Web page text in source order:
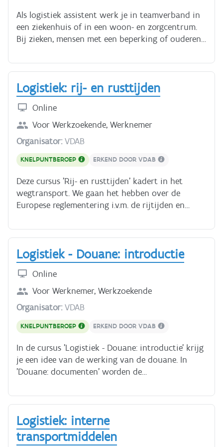
Als logistiek assistent werk je in teamverband in
een ziekenhuis of in een woon- en zorgcentrum.
Bij zieken, mensen met een beperking of ouderen
takenpakket is heel gevarieerd: de afwas doen,
post sorteren, patiëntenvervoer, maaltijdbedeling,
voorraad opvolgen, onderhoud, gegevens
registreren... Het is voor jou allemaal een kleine
moeite om het leven van de ander heel wat
aangenamer te maken. De beroepsopleiding
theoretische lessen aangevuld met werkplekleren.
Tijdens de opleiding leer je huishoudelijke taken
praktisch organiseren; hef- en tiltechnieken
uitvoeren; de regelgeving betreffende hygiëne,
veiligheid, milieu en gezondheid; simpele
administratieve taken correct uitvoeren; zorg
van de patiënt; de basisregels Eerste Hulp Bij
Logistiek: rij- en rusttijden
Online
Voor Werkzoekende, Werknemer
Organisator:VDAB
KNELPUNTBEROEP ERKEND DOOR VDAB
Deze cursus 'Rij- en rusttijden' kadert in het
wegtransport. We gaan het hebben over de
Europese reglementering i.v.m. de rijtijden en
regelgeving bekijken we ook: - Definities en
symbolen voor belangrijke begrippen - Voor wie
en waar de regels van toepassing zijn - Hoe een
bestuurder zijn rij- en rusttijden registreert Je
hebt ongeveer 3 uur nodig voor deze cursus.
Logistiek - Douane: introductie
Online
Voor Werknemer, Werkzoekende
Organisator:VDAB
KNELPUNTBEROEP ERKEND DOOR VDAB
In de cursus 'Logistiek - Douane: introductie' krijg
je een idee van de werking van de douane. In
'Douane: documenten' worden de
realistische cases. Na het doornemen van deze
cursussen heb je inzicht in de douanewerking,
specifieke douaneterminologie en het gebruik van
de douanedocumenten. In de module 'Douane:
introductie' leer je: - de economische,
Logistiek: interne
transportmiddelen